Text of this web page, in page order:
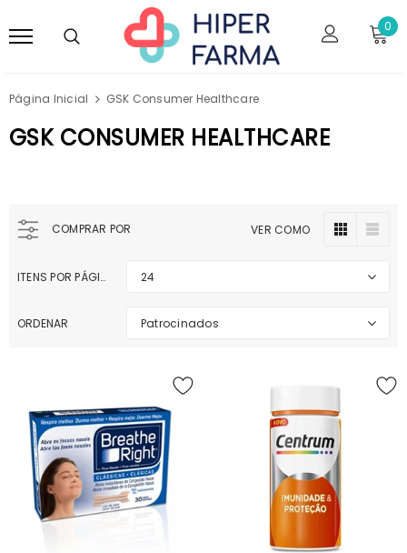
0
Página Inicial GSK Consumer Healthcare
GSK CONSUMER HEALTHCARE
COMPRAR POR VER COMO
ITENS POR PÁGINA 24
ORDENAR Patrocinados